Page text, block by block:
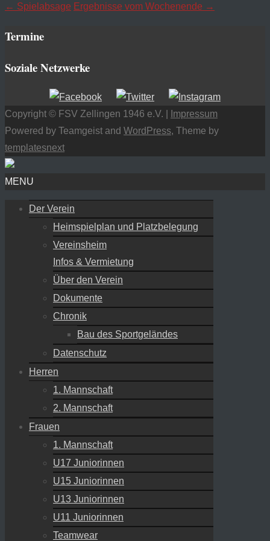
← Spielabsage Ergebnisse vom Wochenende →
Termine
Soziale Netzwerke
Copyright © FSV Zellingen 1946 e.V. |
Impressum
Powered by Teamgeist and WordPress, Theme by
templatesnext
MENU
Der Verein
Heimspielplan und Platzbelegung
Vereinsheim
Infos & Vermietung
Über den Verein
Dokumente
Chronik
Bau des Sportgeländes
Datenschutz
Herren
1. Mannschaft
2. Mannschaft
Frauen
1. Mannschaft
U17 Juniorinnen
U15 Juniorinnen
U13 Juniorinnen
U11 Juniorinnen
Teamwear